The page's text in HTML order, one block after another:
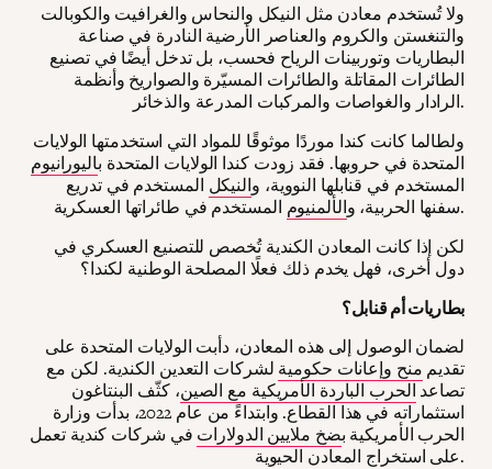
ولا تُستخدم معادن مثل النيكل والنحاس والغرافيت والكوبالت
والتنغستن والكروم والعناصر الأرضية النادرة في صناعة
البطاريات وتوربينات الرياح فحسب، بل تدخل أيضًا في تصنيع
الطائرات المقاتلة والطائرات المسيّرة والصواريخ وأنظمة
الرادار والغواصات والمركبات المدرعة والذخائر.
ولطالما كانت كندا موردًا موثوقًا للمواد التي استخدمتها الولايات
المتحدة في حروبها. فقد زودت كندا الولايات المتحدة باليورانيوم
المستخدم في قنابلها النووية، والنيكل المستخدم في تدريع
سفنها الحربية، والألمنيوم
المستخدم في طائراتها العسكرية.
لكن إذا كانت المعادن الكندية تُخصص للتصنيع العسكري في
دول أخرى، فهل يخدم ذلك فعلًا المصلحة الوطنية لكندا؟
بطاريات أم قنابل؟
لضمان الوصول إلى هذه المعادن، دأبت الولايات المتحدة على
تقديم منح وإعانات حكومية لشركات التعدين الكندية. لكن مع
تصاعد الحرب الباردة الأمريكية مع الصين، كثّف البنتاغون
استثماراته في هذا القطاع. وابتداءً من عام 2022، بدأت وزارة
الحرب الأمريكية بضخ ملايين الدولارات في شركات كندية تعمل
على استخراج المعادن الحيوية.